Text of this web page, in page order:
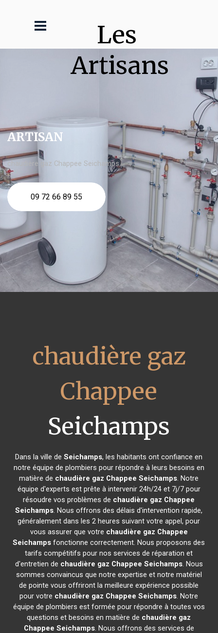
Les
Artisans
ARTISAN
chaudière gaz Chappee Seichamps
09 72 66 89 55
chaudière gaz
Chappee
Seichamps
Dans la ville deSeichamps, les habitants ont confiance en
notre équipe de plombiers pour répondre à leurs besoins en
matière de chaudière gaz Chappee Seichamps. Notre
équipe d'experts est prête à intervenir 24h/24 et 7j/7 pour
résoudre vos problèmes de chaudière gaz Chappee
Seichamps. Nous offrons des délais d'intervention rapide,
généralement dans les 2 heures suivant votre appel, pour
vous assurer que votre chaudière gaz Chappee
Seichamps fonctionne correctement. Nous proposons des
tarifs compétitifs pour nos services de réparation et
d'entretien de chaudière gaz Chappee Seichamps. Nous
sommes convaincus que notre expertise et notre matériel
de pointe vous offriront la meilleure expérience possible
pour votre chaudière gaz Chappee Seichamps. Notre
équipe de plombiers est formée pour répondre à toutes vos
questions et besoins en matière de chaudière gaz
Chappee Seichamps. Nous offrons des services de